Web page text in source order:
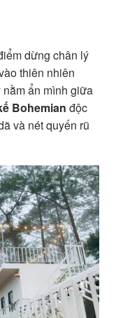
dừng chân lý
thiên nhiên
ẩn mình giữa
Bohemian độc
và nét quyến rũ